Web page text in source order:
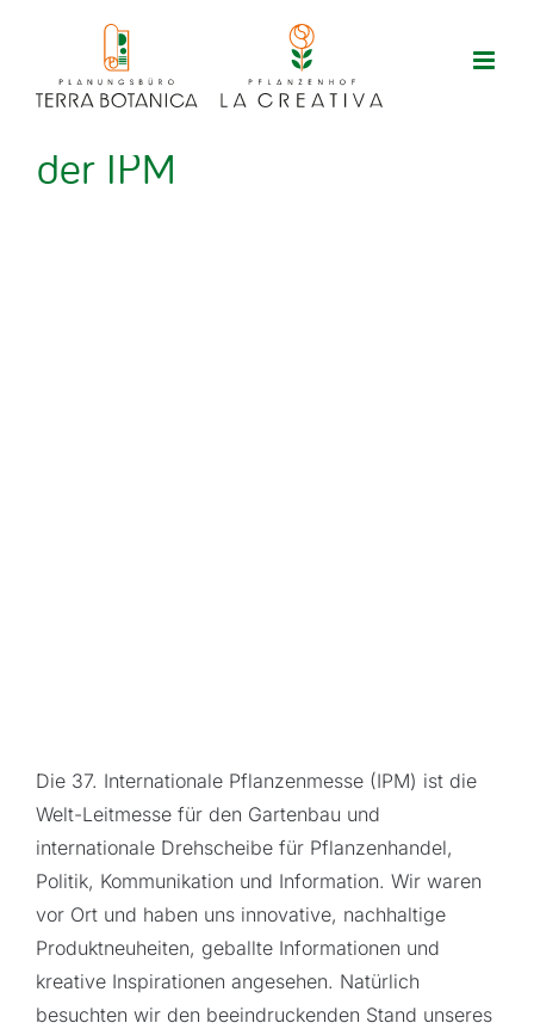
springen
La Creativa zu Besuch bei
der IPM
Die 37. Internationale Pflanzenmesse (IPM) ist die
Welt-Leitmesse für den Gartenbau und
internationale Drehscheibe für Pflanzenhandel,
Politik, Kommunikation und Information. Wir waren
vor Ort und haben uns innovative, nachhaltige
Produktneuheiten, geballte Informationen und
kreative Inspirationen angesehen. Natürlich
besuchten wir den beeindruckenden Stand unseres